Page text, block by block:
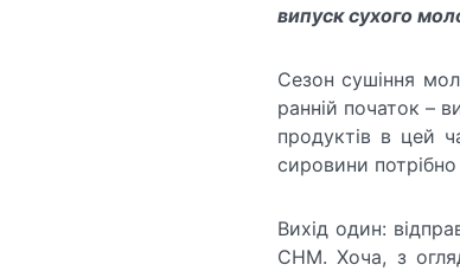
випуск сухого
Сезон сушіння
ранній початок –
продуктів в цей
сировини
Вихід один:
СНМ. Хоча, з